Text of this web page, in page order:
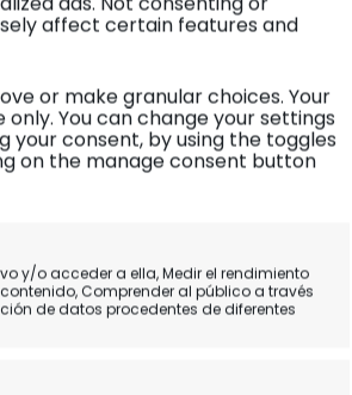
affect certain features and
or make granular choices. Your
You can change your settings
your consent, by using the toggles
on the manage consent button
y/o acceder a ella, Medir el rendimiento
Comprender al público a través
de datos procedentes de diferentes
Líbano de